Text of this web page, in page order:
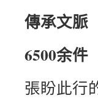
傳承文脈
6500余件
張盼此行